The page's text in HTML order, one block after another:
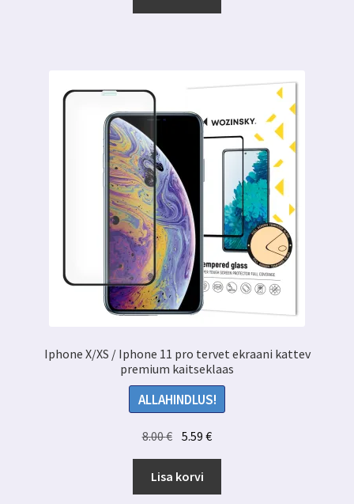
5.00 €. 2.99 €.
Iphone X/XS / Iphone 11 pro tervet ekraani kattev
premium kaitseklaas
ALLAHINDLUS!
8.00€ Algne
hind
oli:
8.00 €.
5.59€Praegune
hind
5.59 €.
Lisa korvi